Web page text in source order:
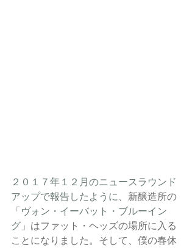
２０１７年１２月のニュースラウンド
アップで報告したように、新醸造所の
「 ヴォン・イーバット・ブルーイン
グ 」はファット・ヘッズの場所に入る
ことになりました。そして、僕の春休